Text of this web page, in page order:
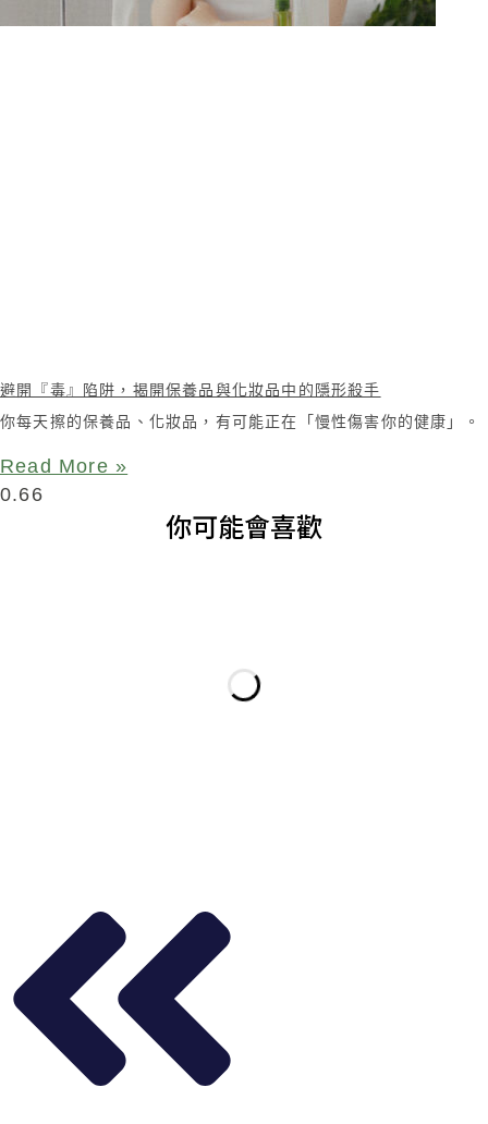
避開『毒』陷阱，揭開保養品與化妝品中的隱形殺手
你每天擦的保養品、化妝品，有可能正在「慢性傷害你的健康」。
Read More »
你可能會喜歡